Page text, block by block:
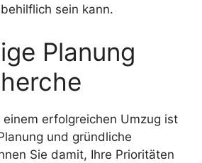
sein kann.
Planung
einem erfolgreichen Umzug ist
und gründliche
Sie damit, Ihre Prioritäten